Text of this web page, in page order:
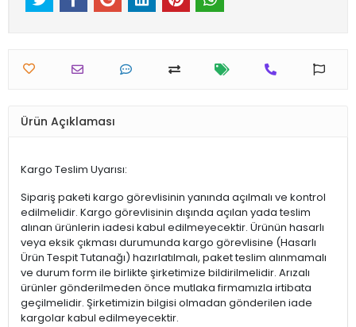
Ürün Açıklaması
Kargo Teslim Uyarısı:
Sipariş paketi kargo görevlisinin yanında açılmalı ve kontrol
edilmelidir. Kargo görevlisinin dışında açılan yada teslim
alınan ürünlerin iadesi kabul edilmeyecektir. Ürünün hasarlı
veya eksik çıkması durumunda kargo görevlisine (Hasarlı
Ürün Tespit Tutanağı) hazırlatılmalı, paket teslim alınmamalı
ve durum form ile birlikte şirketimize bildirilmelidir. Arızalı
ürünler gönderilmeden önce mutlaka firmamızla irtibata
geçilmelidir. Şirketimizin bilgisi olmadan gönderilen iade
kargolar kabul edilmeyecektir.